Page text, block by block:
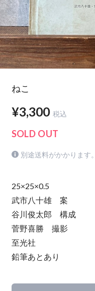
ねこ
¥3,300 税込
SOLD OUT
別途送料がかかります。
25×25×0.5
武市八十雄 案
谷川俊太郎 構成
菅野喜勝 撮影
至光社
鉛筆あとあり